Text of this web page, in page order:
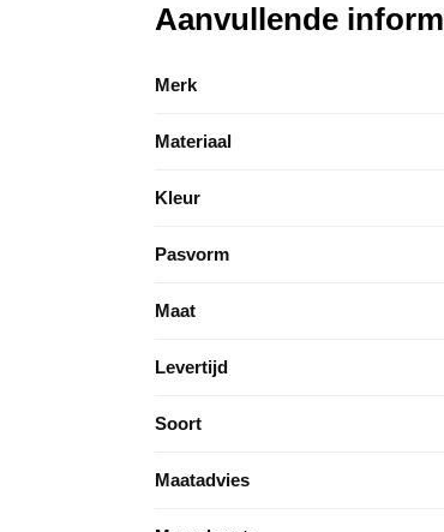
Aanvullende
Merk
Materiaal
Kleur
Pasvorm
Maat
Levertijd
Soort
Maatadvies